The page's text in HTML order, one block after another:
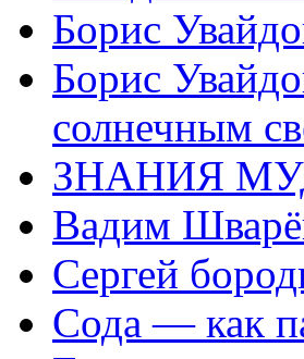
Борис
Борис
солнечным
ЗНАНИЯ
Вадим
Сергей
Сода — как